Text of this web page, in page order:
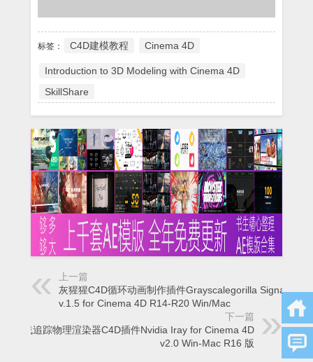
标签： C4D建模教程 Cinema 4D
Introduction to 3D Modeling with Cinema 4D
SkillShare
上一篇
灰猩猩C4D循环动画制作插件Grayscalegorilla Signal
v.1.5 for Cinema 4D R14-R20 Win/Mac
下一篇
光线追踪物理渲染器C4D插件Nvidia Iray for Cinema 4D
v2.0 Win-Mac R16 版